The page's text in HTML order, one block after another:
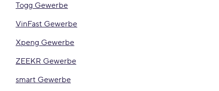
Togg Gewerbe
VinFast Gewerbe
Xpeng Gewerbe
ZEEKR Gewerbe
smart Gewerbe